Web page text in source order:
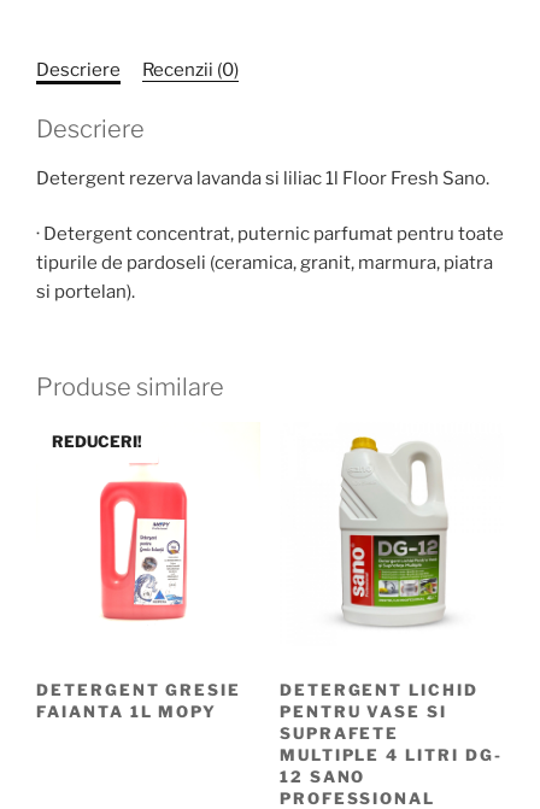
Descriere Recenzii (0)
Descriere
Detergent rezerva lavanda si liliac 1l Floor Fresh Sano.
· Detergent concentrat, puternic parfumat pentru toate
tipurile de pardoseli (ceramica, granit, marmura, piatra
si portelan).
Produse similare
REDUCERI!
DETERGENT GRESIE
FAIANTA 1L MOPY
DETERGENT LICHID
PENTRU VASE SI
SUPRAFETE
MULTIPLE 4 LITRI DG-
12 SANO
PROFESSIONAL